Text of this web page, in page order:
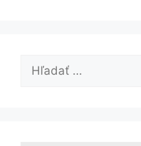
Hľadať: